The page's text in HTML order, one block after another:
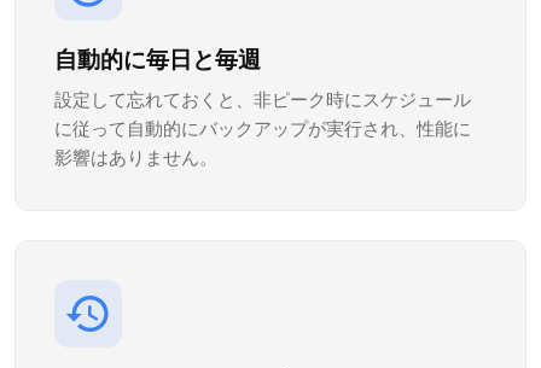
自動的に毎日と毎週
設定して忘れておくと、非ピーク時にスケジュール
に従って自動的にバックアップが実行され、性能に
影響はありません。